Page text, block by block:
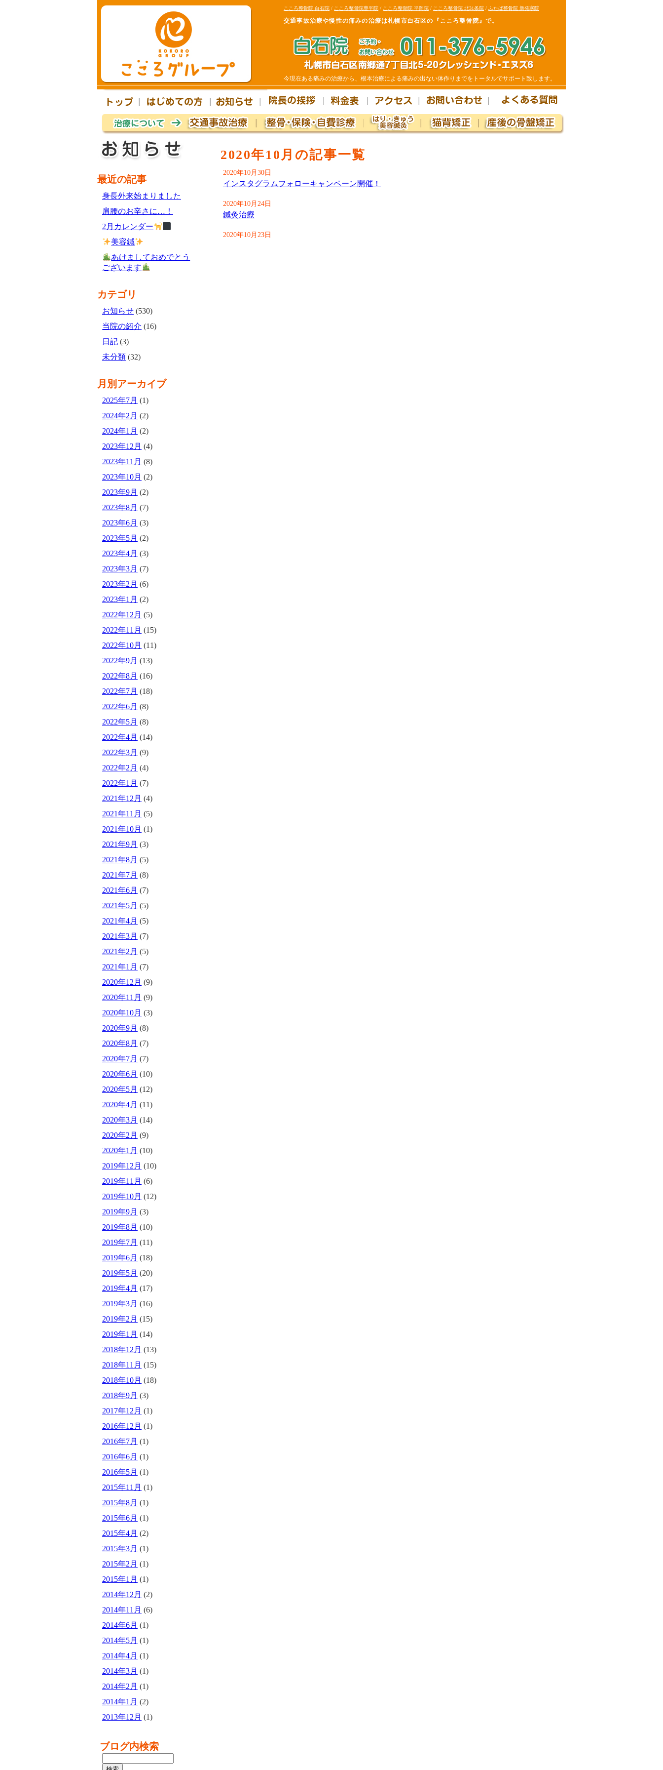
こころ整骨院 白石院 / こころ整骨院豊平院 / こころ整骨院 平岡院 / こころ整骨院 北31条院 / ふたば整骨院 新発寒院
交通事故治療や慢性の痛みの治療は札幌市白石区の『こころ整骨院』で。
今現在ある痛みの治療から、根本治療による痛みの出ない体作りまでをトータルでサポート致します。
2020年10月の記事一覧
2020年10月30日
インスタグラムフォローキャンペーン開催！
2020年10月24日
鍼灸治療
2020年10月23日
最近の記事
身長外来始まりました
肩腰のお辛さに…！
2月カレンダー
美容鍼
あけましておめでとう
ございます
カテゴリ
お知らせ (530)
当院の紹介 (16)
日記 (3)
未分類 (32)
月別アーカイブ
2025年7月 (1)
2024年2月 (2)
2024年1月 (2)
2023年12月 (4)
2023年11月 (8)
2023年10月 (2)
2023年9月 (2)
2023年8月 (7)
2023年6月 (3)
2023年5月 (2)
2023年4月 (3)
2023年3月 (7)
2023年2月 (6)
2023年1月 (2)
2022年12月 (5)
2022年11月 (15)
2022年10月 (11)
2022年9月 (13)
2022年8月 (16)
2022年7月 (18)
2022年6月 (8)
2022年5月 (8)
2022年4月 (14)
2022年3月 (9)
2022年2月 (4)
2022年1月 (7)
2021年12月 (4)
2021年11月 (5)
2021年10月 (1)
2021年9月 (3)
2021年8月 (5)
2021年7月 (8)
2021年6月 (7)
2021年5月 (5)
2021年4月 (5)
2021年3月 (7)
2021年2月 (5)
2021年1月 (7)
2020年12月 (9)
2020年11月 (9)
2020年10月 (3)
2020年9月 (8)
2020年8月 (7)
2020年7月 (7)
2020年6月 (10)
2020年5月 (12)
2020年4月 (11)
2020年3月 (14)
2020年2月 (9)
2020年1月 (10)
2019年12月 (10)
2019年11月 (6)
2019年10月 (12)
2019年9月 (3)
2019年8月 (10)
2019年7月 (11)
2019年6月 (18)
2019年5月 (20)
2019年4月 (17)
2019年3月 (16)
2019年2月 (15)
2019年1月 (14)
2018年12月 (13)
2018年11月 (15)
2018年10月 (18)
2018年9月 (3)
2017年12月 (1)
2016年12月 (1)
2016年7月 (1)
2016年6月 (1)
2016年5月 (1)
2015年11月 (1)
2015年8月 (1)
2015年6月 (1)
2015年4月 (2)
2015年3月 (1)
2015年2月 (1)
2015年1月 (1)
2014年12月 (2)
2014年11月 (6)
2014年6月 (1)
2014年5月 (1)
2014年4月 (1)
2014年3月 (1)
2014年2月 (1)
2014年1月 (2)
2013年12月 (1)
ブログ内検索